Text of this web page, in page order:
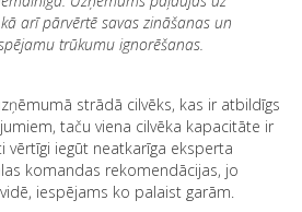
arī pārvērtē savas zināšanas un
trūkumu ignorēšanas.
strādā cilvēks, kas ir atbildīgs
taču viena cilvēka kapacitāte ir
vērtīgi iegūt neatkarīga eksperta
komandas rekomendācijas, jo
iespējams ko palaist garām.